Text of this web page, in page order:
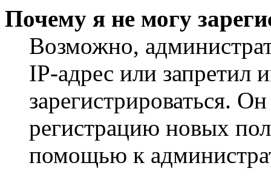
Почему я не могу
Возможно,
IP-адрес или запретил
зарегистрироваться.
регистрацию новых
помощью к